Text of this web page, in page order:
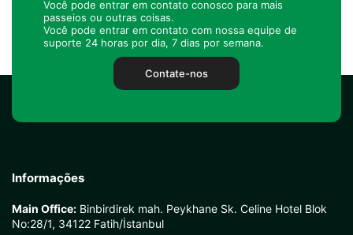
Você pode entrar em contato conosco para mais
passeios ou outras coisas.
Você pode entrar em contato com nossa equipe de
suporte 24 horas por dia, 7 dias por semana.
Contate-nos
Informações
Main Office: Binbirdirek mah. Peykhane Sk. Celine Hotel Blok
No:28/1, 34122 Fatih/İstanbul